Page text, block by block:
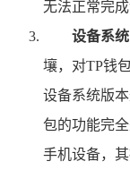
无法正常完
设备系
壤，对TP钱
设备系统版
包的功能完
手机设备，